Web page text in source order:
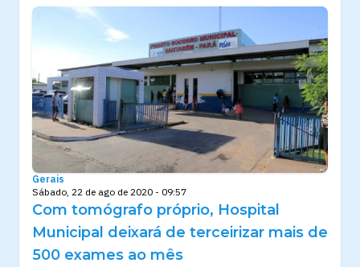
Gerais
Sábado, 22 de ago de 2020 - 09:57
Com tomógrafo próprio, Hospital
Municipal deixará de terceirizar mais de
500 exames ao mês